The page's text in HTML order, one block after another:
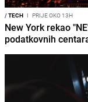
/TECH I PRIJE OKO 13H
New York rekao
podatkovnih